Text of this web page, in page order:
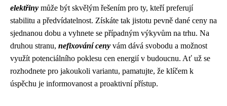
elektřiny může být skvělým řešením pro ty, kteří preferují
stabilitu a předvídatelnost. Získáte tak jistotu pevně dané ceny na
sjednanou dobu a vyhnete se případným výkyvům na trhu. Na
druhou stranu, nefixování ceny vám dává svobodu a možnost
využít potenciálního poklesu cen energií v budoucnu. Ať už se
rozhodnete pro jakoukoli variantu, pamatujte, že klíčem k
úspěchu je informovanost a proaktivní přístup.